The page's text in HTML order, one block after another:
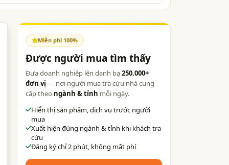
Miễn phí 100%
Được người mua tìm thấy
Đưa doanh nghiệp lên danh bạ250.000+
đơn vị — nơi người mua tra cứu nhà cung
cấp theo ngành & tỉnh mỗi ngày.
Hiển thị sản phẩm, dịch vụ trước người
mua
Xuất hiện đúng ngành & tỉnh khi khách tra
cứu
Đăng ký chỉ 2 phút, không mất phí